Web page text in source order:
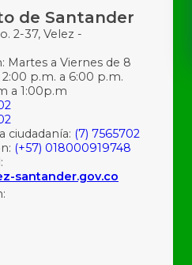
de Santander
2-37, Velez -
Martes a Viernes de 8
2:00 p.m. a 6:00 p.m.
a 1:00p.m
ciudadanía: (7) 7565702
(+57) 018000919748
santander.gov.co